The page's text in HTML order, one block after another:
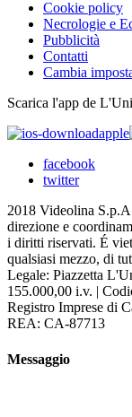
Cookie policy
Necrologie e
Pubblicità
Contatti
Cambia
Scarica l'app de
apple
facebook
twitter
2018 Videolina
direzione e
i diritti riservati. É
qualsiasi mezzo, di
Legale: Piazzetta
155.000,00 i.v. |
Registro Imprese di
REA: CA-87713
Messaggio